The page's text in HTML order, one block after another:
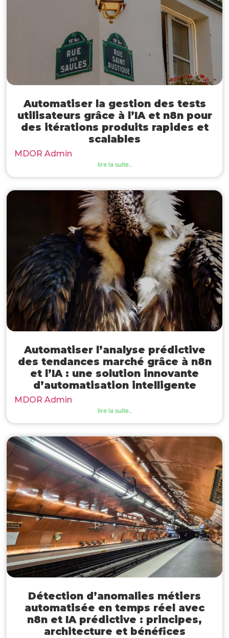
Automatiser la gestion des tests
utilisateurs grâce à l’IA et n8n pour
des itérations produits rapides et
scalables
MDOR Admin
lire la suite..
Automatiser l’analyse prédictive
des tendances marché grâce à n8n
et l’IA : une solution innovante
d’automatisation intelligente
MDOR Admin
lire la suite..
Détection d’anomalies métiers
automatisée en temps réel avec
n8n et IA prédictive : principes,
architecture et bénéfices